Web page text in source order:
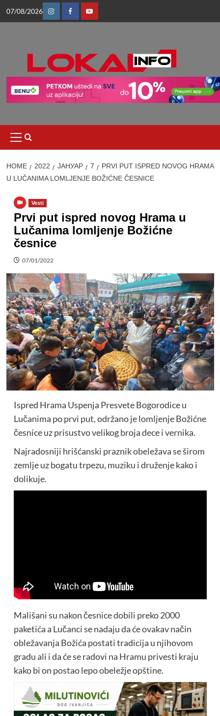
07/08/2026
InstagramFacebookYoutube
Menu
HOME 2022 ЈАНУАР 7
PRVI PUT ISPRED NOVOG HRAMA
U LUČANIMA LOMLJENJE BOŽIĆNE ČESNICE
Vesti
Prvi put ispred novog Hrama u
Lučanima lomljenje Božićne
česnice
07/01/2022
Ispred Hrama Uspenja Presvete Bogorodice u
Lučanima po prvi put, održano je lomljenje Božićne
česnice uz prisustvo velikog broja dece i vernika.
Najradosniji hrišćanski praznik obeležava se širom
zemlje uz bogatu trpezu, muziku i druženje kako i
dolikuje.
Mališani su nakon česnice dobili preko 2000
paketića a Lučanci se nadaju da će ovakav način
obležavanja Božića postati tradicija u njihovom
gradu ali i da će se radovi na Hramu privesti kraju
kako bi on postao lepo obeležje opštine.